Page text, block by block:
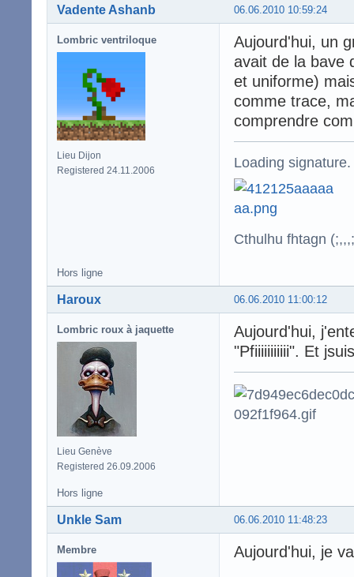
06.06.2010 10:59:24
Vadente Ashanb
Lombric ventriloque
Lieu Dijon
Registered 24.11.2006
Aujourd'hui, un
avait de la bave
et uniforme)
comme trace,
comprendre
Loading signature.
Cthulhu fhtagn
Hors ligne
06.06.2010 11:00:12
Haroux
Lombric roux à jaquette
Lieu Genève
Registered 26.09.2006
Aujourd'hui,
"Pfiiiiiiiiiii". Et
Hors ligne
06.06.2010 11:48:23
Unkle Sam
Membre Aujourd'hui, je